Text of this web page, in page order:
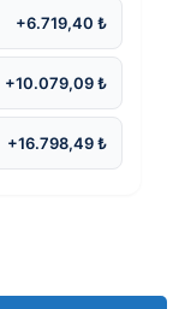
+6.719,40 ₺
+10.079,09 ₺
+16.798,49 ₺